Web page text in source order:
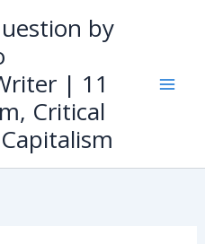
by
| 11
Critical